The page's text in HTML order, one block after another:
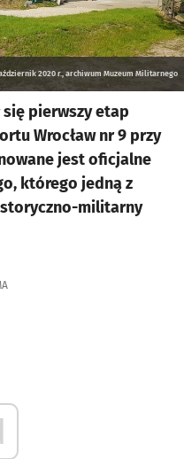
2020 r., archiwum Muzeum Militarnego
się pierwszy etap
Wrocław nr 9 przy
jest oficjalne
którego jedną z
militarny